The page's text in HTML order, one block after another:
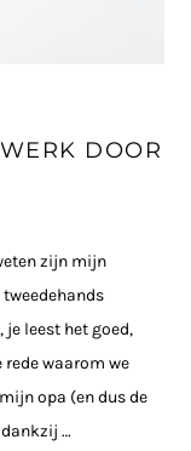
DOOR
zijn mijn
je leest het goed,
rede waarom we
opa (en dus de
…